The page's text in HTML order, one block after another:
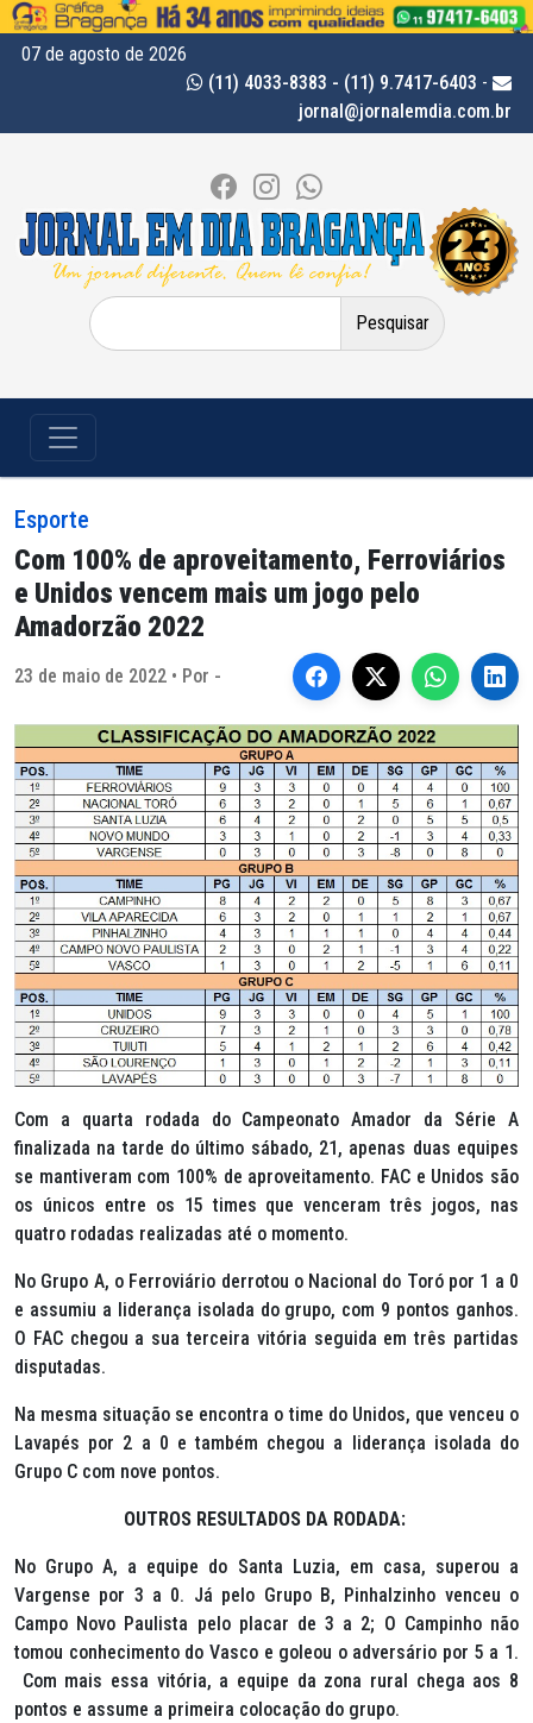
07 de agosto de 2026
(11) 4033-8383 - (11) 9.7417-6403 -
jornal@jornalemdia.com.br
Pesquisar
por:
Esporte
Com 100% de aproveitamento, Ferroviários
e Unidos vencem mais um jogo pelo
Amadorzão 2022
23 de maio de 2022 • Por -
Com a quarta rodada do Campeonato Amador da Série A
finalizada na tarde do último sábado, 21, apenas duas equipes
se mantiveram com 100% de aproveitamento. FAC e Unidos são
os únicos entre os 15 times que venceram três jogos, nas
quatro rodadas realizadas até o momento.
No Grupo A, o Ferroviário derrotou o Nacional do Toró por 1 a 0
e assumiu a liderança isolada do grupo, com 9 pontos ganhos.
O FAC chegou a sua terceira vitória seguida em três partidas
disputadas.
Na mesma situação se encontra o time do Unidos, que venceu o
Lavapés por 2 a 0 e também chegou a liderança isolada do
Grupo C com nove pontos.
OUTROS RESULTADOS DA RODADA:
No Grupo A, a equipe do Santa Luzia, em casa, superou a
Vargense por 3 a 0. Já pelo Grupo B, Pinhalzinho venceu o
Campo Novo Paulista pelo placar de 3 a 2; O Campinho não
tomou conhecimento do Vasco e goleou o adversário por 5 a 1.
Com mais essa vitória, a equipe da zona rural chega aos 8
pontos e assume a primeira colocação do grupo.